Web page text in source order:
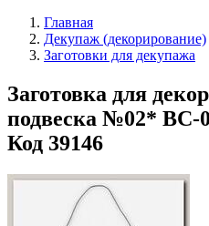
Главная
Декупаж (декорирование)
Заготовки для декупажа
Заготовка для
подвеска №02* BC-
Код 39146